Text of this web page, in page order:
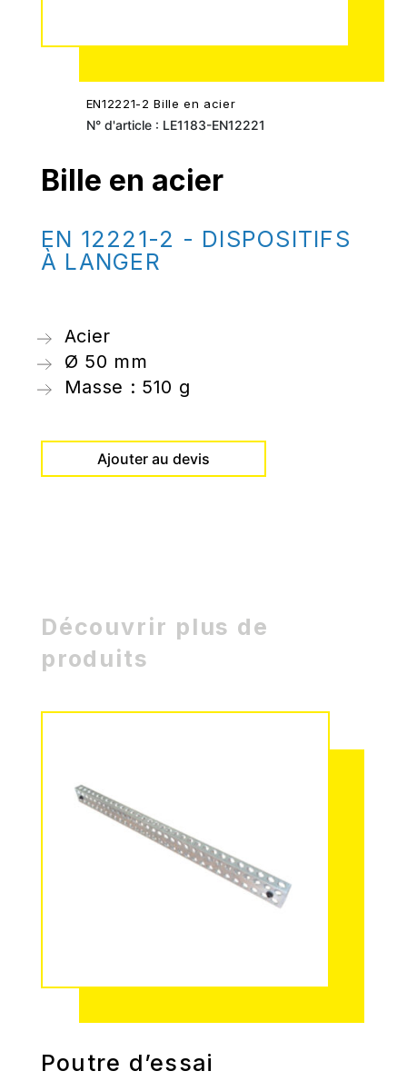
EN12221-2 Bille en acier
N° d'article : LE1183-EN12221
Bille en acier
EN 12221-2 - DISPOSITIFS
À LANGER
Acier
Ø 50 mm
Masse : 510 g
Ajouter au devis
Découvrir plus de
produits
Poutre d’essai